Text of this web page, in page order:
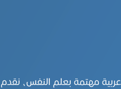
عربية مهتمة بعلم النفس، نقدم